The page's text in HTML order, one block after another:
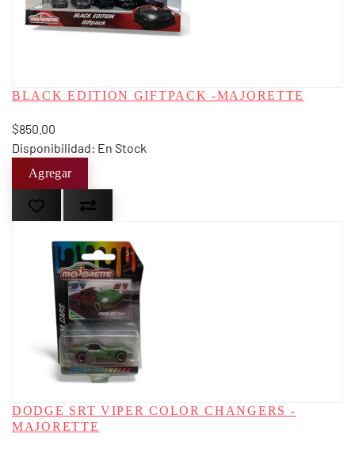
BLACK EDITION GIFTPACK -MAJORETTE
$850.00
Disponibilidad: En Stock
DODGE SRT VIPER COLOR CHANGERS -
MAJORETTE